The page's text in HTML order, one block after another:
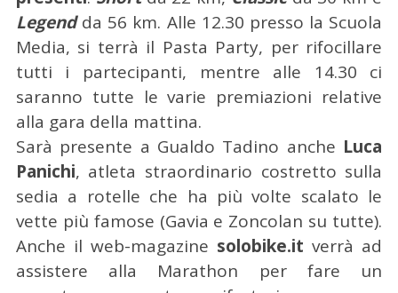
Legendda 56 km. Alle 12.30 presso la Scuola
Media, si terrà il Pasta Party, per rifocillare
tutti i partecipanti, mentre alle 14.30 ci
saranno tutte le varie premiazioni relative
alla gara della mattina.
Sarà presente a Gualdo Tadino anche Luca
Panichi, atleta straordinario costretto sulla
sedia a rotelle che ha più volte scalato le
vette più famose (Gavia e Zoncolan su tutte).
Anche il web-magazine solobike.it verrà ad
assistere alla Marathon per fare un
a
p